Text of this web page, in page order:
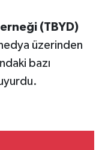
(TBYD)
üzerinden
bazı